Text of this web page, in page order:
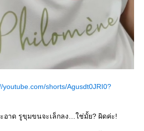
youtube.com/shorts/Agusdt0JRI0?
อาด รูขุมขนจะเล็กลง…ใช่มั้ย? ผิดค่ะ!